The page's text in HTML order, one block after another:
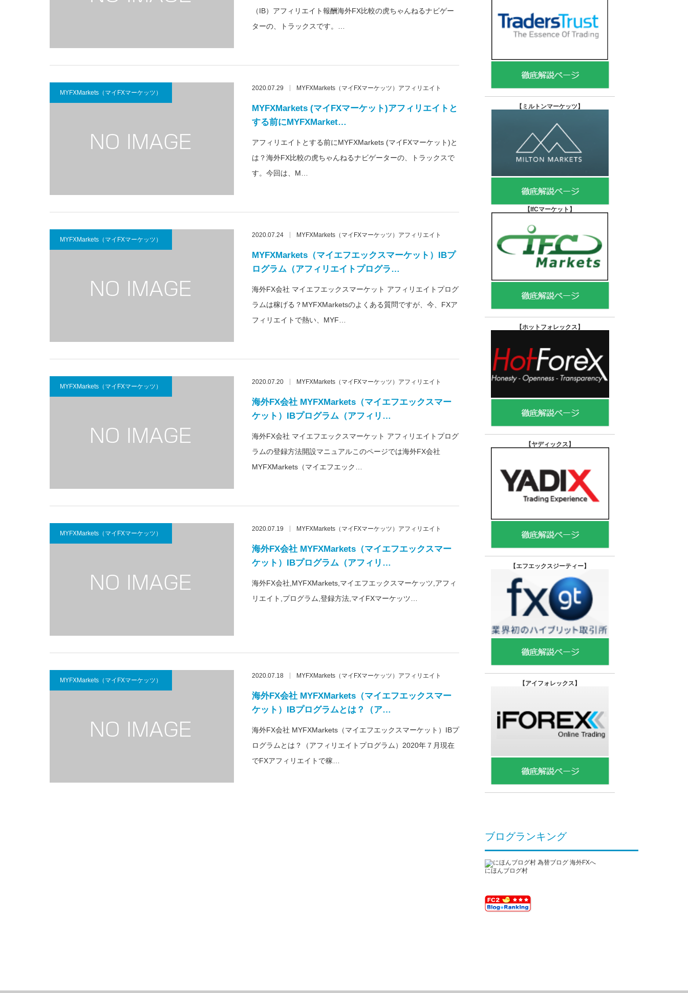
（IB）アフィリエイト報酬海外FX比較の虎ちゃんねるナビゲー
ターの、トラックスです。…
MYFXMarkets（マイFXマーケッツ）
2020.07.29 MYFXMarkets（マイFXマーケッツ）アフィリエイト
MYFXMarkets (マイFXマーケット)アフィリエイトと
する前にMYFXMarket…
アフィリエイトとする前にMYFXMarkets (マイFXマーケット)と
は？海外FX比較の虎ちゃんねるナビゲーターの、トラックスで
す。今回は、M…
MYFXMarkets（マイFXマーケッツ）
2020.07.24 MYFXMarkets（マイFXマーケッツ）アフィリエイト
MYFXMarkets（マイエフエックスマーケット）IBプ
ログラム（アフィリエイトプログラ…
海外FX会社 マイエフエックスマーケット アフィリエイトプログ
ラムは稼げる？MYFXMarketsのよくある質問ですが、今、FXア
フィリエイトで熱い、MYF…
MYFXMarkets（マイFXマーケッツ）
2020.07.20 MYFXMarkets（マイFXマーケッツ）アフィリエイト
海外FX会社 MYFXMarkets（マイエフエックスマー
ケット）IBプログラム（アフィリ…
海外FX会社 マイエフエックスマーケット アフィリエイトプログ
ラムの登録方法開設マニュアルこのページでは海外FX会社
MYFXMarkets（マイエフエック…
MYFXMarkets（マイFXマーケッツ）
2020.07.19 MYFXMarkets（マイFXマーケッツ）アフィリエイト
海外FX会社 MYFXMarkets（マイエフエックスマー
ケット）IBプログラム（アフィリ…
海外FX会社,MYFXMarkets,マイエフエックスマーケッツ,アフィ
リエイト,プログラム,登録方法,マイFXマーケッツ…
MYFXMarkets（マイFXマーケッツ）
2020.07.18 MYFXMarkets（マイFXマーケッツ）アフィリエイト
海外FX会社 MYFXMarkets（マイエフエックスマー
ケット）IBプログラムとは？（ア…
海外FX会社 MYFXMarkets（マイエフエックスマーケット）IBプ
ログラムとは？（アフィリエイトプログラム）2020年７月現在
でFXアフィリエイトで稼…
【 ミルトンマーケッツ】
【IfCマーケット 】
【ホットフォレックス 】
【ヤディックス 】
【エフエックスジーティー】
【アイフォレックス】
ブログランキング
にほんブログ村